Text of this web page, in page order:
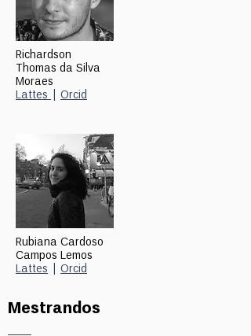
Richardson
Thomas da Silva
Moraes
Lattes
Orcid
Rubiana Cardoso
Campos Lemos
Lattes
Orcid
Mestrandos